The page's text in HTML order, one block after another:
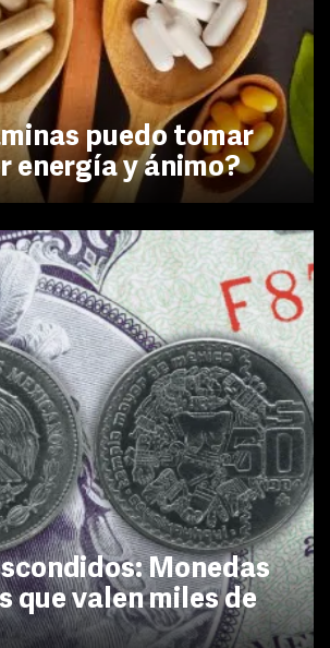
puedo tomar
energía y ánimo?
Monedas
que valen miles de